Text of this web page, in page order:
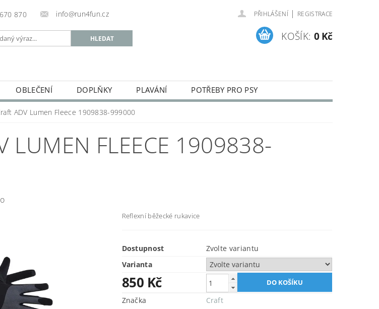
870 info@run4fun.cz PŘIHLÁŠENÍ | REGISTRACE
KOŠÍK: 0 Kč
OBLEČENÍ DOPLŇKY PLAVÁNÍ
POTŘEBY PRO PSY
OBCHODNÍ PODMÍNKY
VRÁCENÍ A REKLAMACE ZBOŽÍ
ADV Lumen Fleece 1909838-999000
LUMEN FLEECE 1909838-
Reflexní běžecké rukavice
Dostupnost
Zvolte variantu
Varianta
850 Kč
Značka
Craft